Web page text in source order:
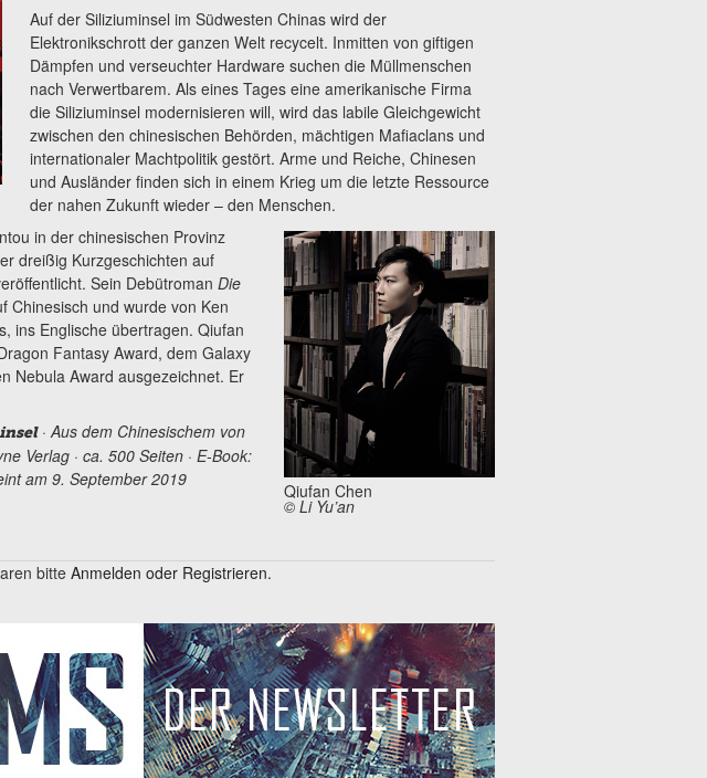
Auf der Siliziuminsel im Südwesten Chinas wird der
Elektronikschrott der ganzen Welt recycelt. Inmitten von giftigen
Dämpfen und verseuchter Hardware suchen die Müllmenschen
nach Verwertbarem. Als eines Tages eine amerikanische Firma
die Siliziuminsel modernisieren will, wird das labile Gleichgewicht
zwischen den chinesischen Behörden, mächtigen Mafiaclans und
internationaler Machtpolitik gestört. Arme und Reiche, Chinesen
und Ausländer finden sich in einem Krieg um die letzte Ressource
der nahen Zukunft wieder – den Menschen.
Qiufan Chen
© Li Yu’an
in der chinesischen Provinz
dreißig Kurzgeschichten auf
Sein Debütroman Die
Chinesisch und wurde von Ken
ins Englische übertragen. Qiufan
Fantasy Award, dem Galaxy
Nebula Award ausgezeichnet. Er
· Aus dem Chinesischem von
Verlag · ca. 500 Seiten · E-Book:
am 9. September 2019
bitteAnmelden oder Registrieren.